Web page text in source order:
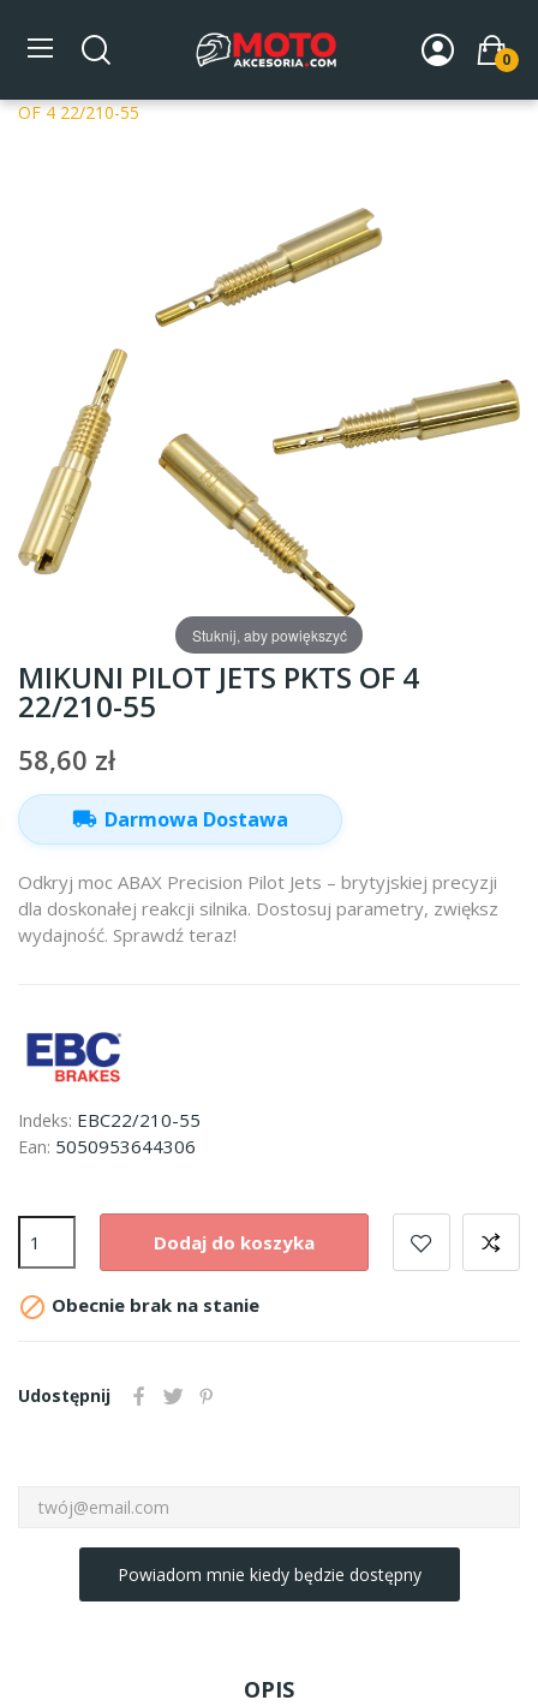
0
Strona główna DLA MOTOCYKLA
Układ paliwowy
OF 4 22/210-55
Stuknij, aby powiększyć
MIKUNI PILOT JETS PKTS OF 4
22/210-55
58,60 zł
local_shipping Darmowa Dostawa
Odkryj moc ABAX Precision Pilot Jets – brytyjskiej precyzji
dla doskonałej reakcji silnika. Dostosuj parametry, zwiększ
wydajność. Sprawdź teraz!
Indeks: EBC22/210-55
Ean: 5050953644306
Dodaj do koszyka
 Obecnie brak na stanie
Udostępnij
Powiadom mnie kiedy będzie dostępny
OPIS